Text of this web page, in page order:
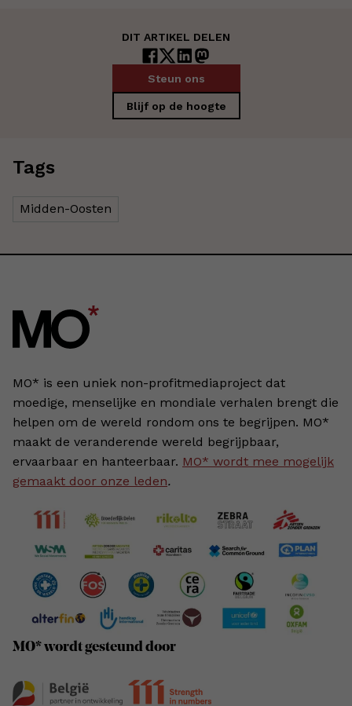
DIT ARTIKEL DELEN
Steun ons
Blijf op de hoogte
Tags
Midden-Oosten
MO* is een uniek non-profitmediaproject dat
moedige, menselijke en mondiale verhalen brengt die
helpen om de wereld rondom ons te begrijpen. MO*
maakt de veranderende wereld begrijpbaar,
ervaarbaar en hanteerbaar. MO* wordt mee mogelijk
gemaakt door onze leden.
MO* wordt gesteund door